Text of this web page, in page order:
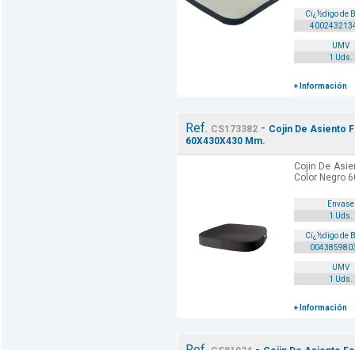
Cï¿½digo de
UMV
1 Uds.
+ Información
Ref. CS173382- Cojin De Asiento
60X430X430 Mm.
Cojin De
Color Negro
Envase
1 Uds.
Cï¿½digo de
UMV
1 Uds.
+ Información